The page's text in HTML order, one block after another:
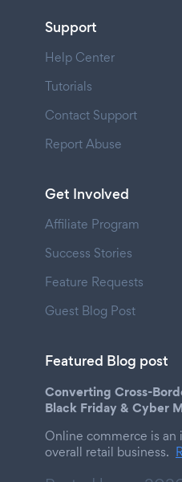
Support
Help Center
Tutorials
Contact Support
Report Abuse
Get Involved
Affiliate Program
Success Stories
Feature Requests
Guest Blog Post
Featured Blog post
Converting Cross-
Black Friday & Cyber
Online commerce is an
overall retail business.